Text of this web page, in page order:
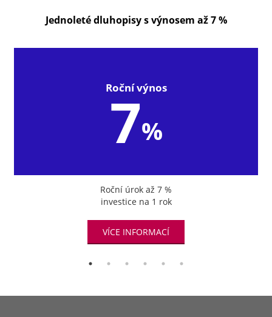
Jednoleté dluhopisy s výnosem až 7 %
Roční výnos
7%
Roční úrok až 7 %
investice na 1 rok
VÍCE INFORMACÍ